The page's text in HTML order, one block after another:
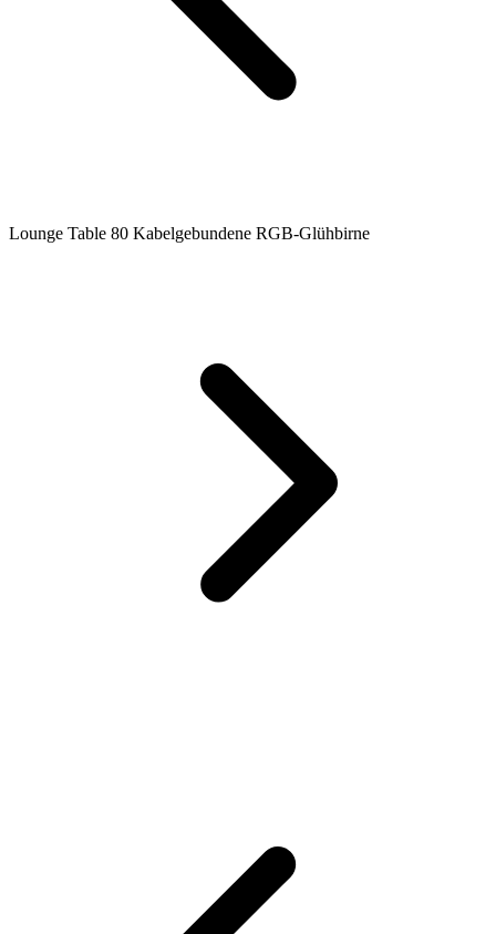
Lounge Table 80 Kabelgebundene RGB-Glühbirne